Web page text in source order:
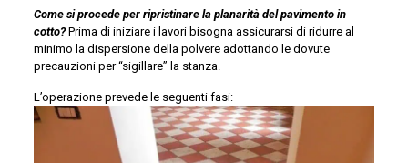
Come si procede per ripristinare la planarità del pavimento in
cotto?Prima di iniziare i lavori bisogna assicurarsi di ridurre al
minimo la dispersione della polvere adottando le dovute
precauzioni per “sigillare” la stanza.
L’operazione prevede le seguenti fasi: